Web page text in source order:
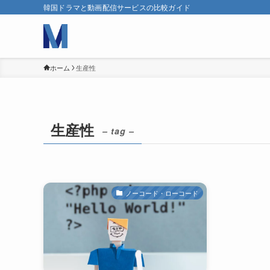
韓国ドラマと動画配信サービスの比較ガイド
ホーム 生産性
生産性 – tag –
ノーコード・ローコード